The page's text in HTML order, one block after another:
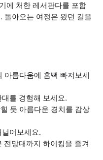
에 처한 레서판다를 포함
돌아오는 여정은 왔던 길을
아름다움에 흠뻑 빠져보세
를 경험해 보세요.
듯 아름다운 경치를 감상
어보세요.
망대까지 하이킹을 즐겨